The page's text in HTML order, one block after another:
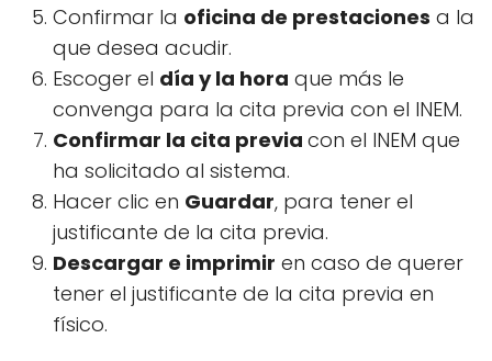
Confirmar la oficina de prestaciones a la
que desea acudir.
Escoger el día y la hora que más le
convenga para la cita previa con el INEM.
Confirmar la cita previa con el INEM que
ha solicitado al sistema.
Hacer clic en Guardar, para tener el
justificante de la cita previa.
Descargar e imprimir en caso de querer
tener el justificante de la cita previa en
físico.